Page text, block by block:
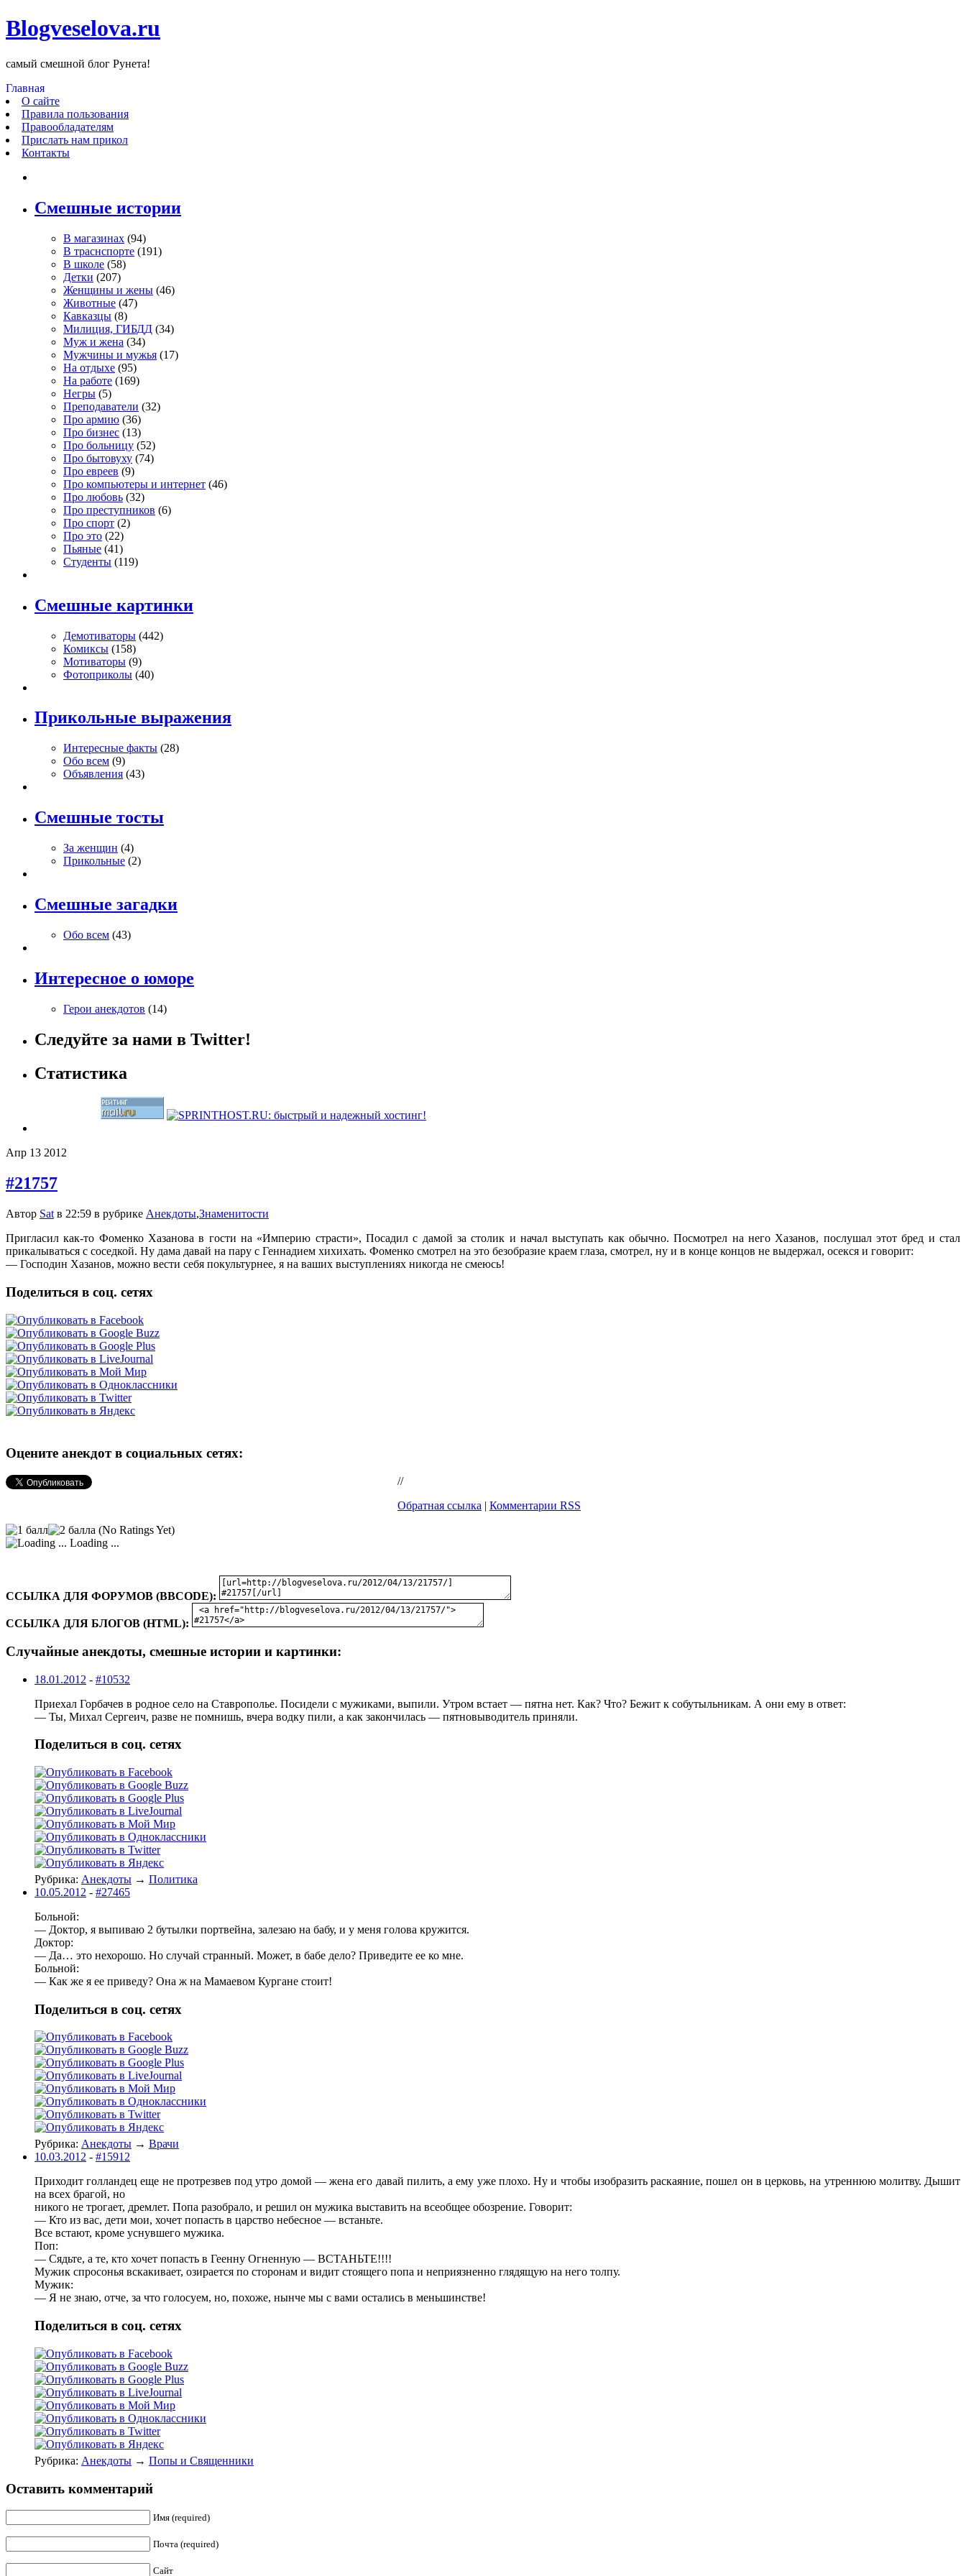
Blogveselova.ru
самый смешной блог Рунета!
Главная
О сайте
Правила пользования
Правообладателям
Прислать нам прикол
Контакты
Смешные истории
В магазинах (94)
В траснспорте (191)
В школе (58)
Детки (207)
Женщины и жены (46)
Животные (47)
Кавказцы (8)
Милиция, ГИБДД (34)
Муж и жена (34)
Мужчины и мужья (17)
На отдыхе (95)
На работе (169)
Негры (5)
Преподаватели (32)
Про армию (36)
Про бизнес (13)
Про больницу (52)
Про бытовуху (74)
Про евреев (9)
Про компьютеры и интернет (46)
Про любовь (32)
Про преступников (6)
Про спорт (2)
Про это (22)
Пьяные (41)
Студенты (119)
Смешные картинки
Демотиваторы (442)
Комиксы (158)
Мотиваторы (9)
Фотоприколы (40)
Прикольные выражения
Интересные факты (28)
Обо всем (9)
Объявления (43)
Смешные тосты
За женщин (4)
Прикольные (2)
Смешные загадки
Обо всем (43)
Интересное о юморе
Герои анекдотов (14)
Следуйте за нами в Twitter!
Статистика
Апр 13 2012
#21757
Автор Sat в 22:59 в рубрике Анекдоты,Знаменитости
Пригласил как-то Фоменко Хазанова в гости на «Империю страсти», Посадил с дамой за столик и начал выступать как обычно. Посмотрел на него Хазанов, послушал этот бред и стал
прикалываться с соседкой. Ну дама давай на пару с Геннадием хихихать. Фоменко смотрел на это безобразие краем глаза, смотрел, ну и в конце концов не выдержал, осекся и говорит:
— Господин Хазанов, можно вести себя покультурнее, я на ваших выступлениях никогда не смеюсь!
Поделиться в соц. сетях
Оцените анекдот в социальных сетях:
//
Обратная ссылка | Комментарии RSS
(No Ratings Yet)
Loading ...
ССЫЛКА ДЛЯ ФОРУМОВ (BBCODE):
ССЫЛКА ДЛЯ БЛОГОВ (HTML):
Случайные анекдоты, смешные истории и картинки:
18.01.2012 - #10532
Приехал Горбачев в родное село на Ставрополье. Посидели с мужиками, выпили. Утром встает — пятна нет. Как? Что? Бежит к собутыльникам. А они ему в ответ:
— Ты, Михал Сергеич, разве не помнишь, вчера водку пили, а как закончилась — пятновыводитель приняли.
Поделиться в соц. сетях
Рубрика: Анекдоты → Политика
10.05.2012 - #27465
Больной:
— Доктор, я выпиваю 2 бутылки портвейна, залезаю на бабу, и у меня голова кружится.
Доктор:
— Да… это нехорошо. Но случай странный. Может, в бабе дело? Приведите ее ко мне.
Больной:
— Как же я ее приведу? Она ж на Мамаевом Кургане стоит!
Поделиться в соц. сетях
Рубрика: Анекдоты → Врачи
10.03.2012 - #15912
Приходит голландец еще не протрезвев под утро домой — жена его давай пилить, а ему уже плохо. Ну и чтобы изобразить раскаяние, пошел он в церковь, на утреннюю молитву. Дышит
на всех брагой, но
никого не трогает, дремлет. Попа разобрало, и решил он мужика выставить на всеобщее обозрение. Говорит:
— Кто из вас, дети мои, хочет попасть в царство небесное — встаньте.
Все встают, кроме уснувшего мужика.
Поп:
— Сядьте, а те, кто хочет попасть в Геенну Огненную — ВСТАНЬТЕ!!!!
Мужик спросонья вскакивает, озирается по сторонам и видит стоящего попа и неприязненно глядящую на него толпу.
Мужик:
— Я не знаю, отче, за что голосуем, но, похоже, нынче мы с вами остались в меньшинстве!
Поделиться в соц. сетях
Рубрика: Анекдоты → Попы и Священники
Оставить комментарий
Имя (required)
Почта (required)
Сайт